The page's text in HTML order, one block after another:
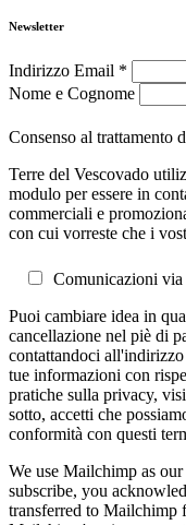
Newsletter
Indirizzo Email *
Nome e Cognome
Consenso al trattamento
Terre del Vescovado
modulo per essere in
commerciali e
con cui vorreste che i
Comunicazioni via
Puoi cambiare idea in
cancellazione nel piè di
contattandoci
tue informazioni con
pratiche sulla privacy,
sotto, accetti che
conformità con questi
We use Mailchimp as
subscribe, you
transferred to Mailchimp